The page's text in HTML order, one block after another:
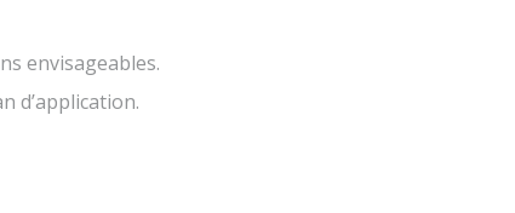
envisageables.
d’application.